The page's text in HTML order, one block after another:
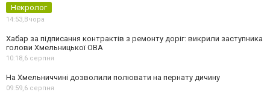
Некролог
14:53,Вчора
Хабар за підписання контрактів з ремонту доріг: викрили заступника
голови Хмельницької ОВА
10:18,6 серпня
На Хмельниччині дозволили полювати на пернату дичину
09:59,6 серпня